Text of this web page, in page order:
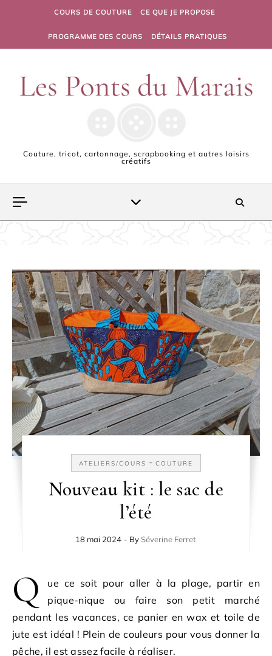
Skip to contentCOURS DE COUTURE CE QUE JE PROPOSE
PROGRAMME DES COURS DÉTAILS PRATIQUES
Couture, tricot, cartonnage, scrapbooking et autres loisirs
créatifs
ATELIERS/COURS - COUTURE
Nouveau kit : le sac de
l’été
18 mai 2024 - By Séverine Ferret
Q
ue ce soit pour aller à la plage, partir en
pique-nique ou faire son petit marché
pendant les vacances, ce panier en wax et toile de
jute est idéal ! Plein de couleurs pour vous donner la
pêche, il est assez facile à réaliser.